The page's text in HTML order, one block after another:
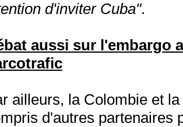
d'inviter Cuba".
aussi sur l'embargo
ailleurs, la Colombie et
d'autres partenaires